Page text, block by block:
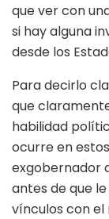
que ver con
si hay alguna
desde los
Para decirlo
que
habilidad
ocurre en
exgobernador
antes de que
vínculos con